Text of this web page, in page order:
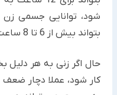
شود، توانایی جسمی
بتواند بیش از 6 تا 8 ساعت درگیر مسائل کاری شود.
کار شود، عملا دچار